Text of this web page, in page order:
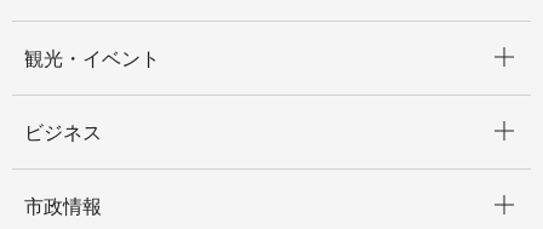
観光・イベント
ビジネス
市政情報